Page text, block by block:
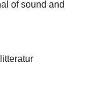
of sound and